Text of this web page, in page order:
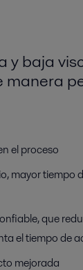
y baja
manera
el proceso
mayor tiempo
que
el tiempo de
mejorada